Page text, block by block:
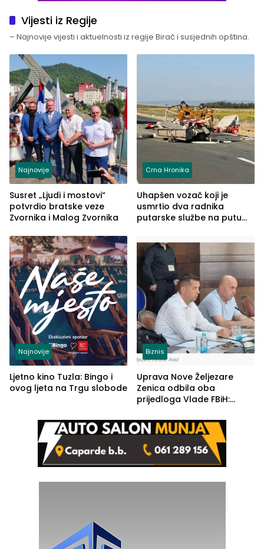
Vijesti iz Regije
– Najnovije vijesti i aktuelnosti iz regije Birač i susjednih opština.
Najnovije
Susret „Ljudi i mostovi“
potvrdio bratske veze
Zvornika i Malog Zvornika
Crna Hronika
Uhapšen vozač koji je
usmrtio dva radnika
putarske službe na putu
(FOTO)
Najnovije
Ljetno kino Tuzla: Bingo i
ovog ljeta na Trgu slobode
Biznis
Uprava Nove Željezare
Zenica odbila oba
prijedloga Vlade FBiH:
rješenje